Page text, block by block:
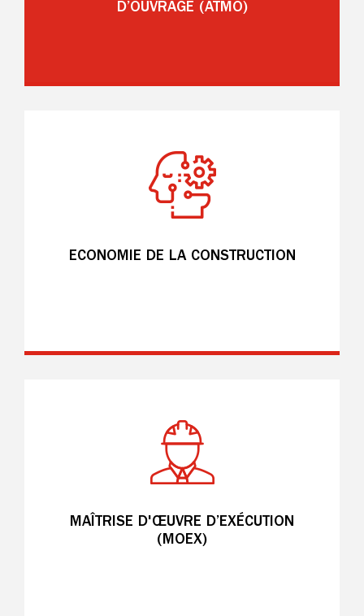
D’OUVRAGE (ATMO)
ECONOMIE DE LA CONSTRUCTION
MAÎTRISE D'ŒUVRE D’EXÉCUTION
(MOEX)